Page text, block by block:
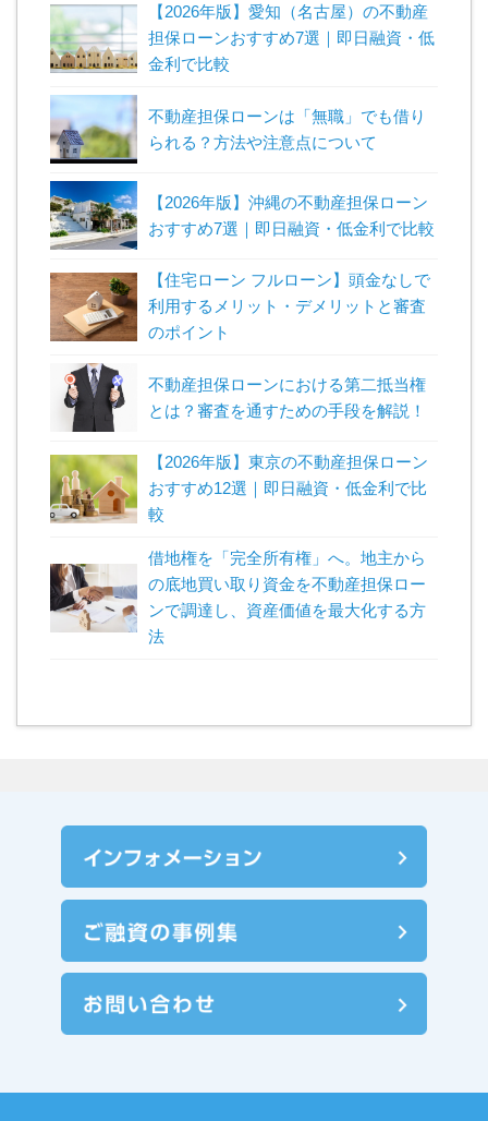
【2026年版】愛知（名古屋）の不動産
担保ローンおすすめ7選｜即日融資・低
金利で比較
不動産担保ローンは「無職」でも借り
られる？方法や注意点について
【2026年版】沖縄の不動産担保ローン
おすすめ7選｜即日融資・低金利で比較
【住宅ローン フルローン】頭金なしで
利用するメリット・デメリットと審査
のポイント
不動産担保ローンにおける第二抵当権
とは？審査を通すための手段を解説！
【2026年版】東京の不動産担保ローン
おすすめ12選｜即日融資・低金利で比
較
借地権を「完全所有権」へ。地主から
の底地買い取り資金を不動産担保ロー
ンで調達し、資産価値を最大化する方
法